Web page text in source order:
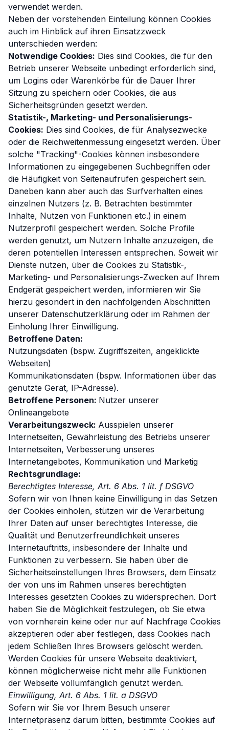
verwendet werden.
Neben der vorstehenden Einteilung können Cookies
auch im Hinblick auf ihren Einsatzzweck
unterschieden werden:
Notwendige Cookies: Dies sind Cookies, die für den
Betrieb unserer Webseite unbedingt erforderlich sind,
um Logins oder Warenkörbe für die Dauer Ihrer
Sitzung zu speichern oder Cookies, die aus
Sicherheitsgründen gesetzt werden.
Statistik-, Marketing- und Personalisierungs-
Cookies: Dies sind Cookies, die für Analysezwecke
oder die Reichweitenmessung eingesetzt werden. Über
solche "Tracking"-Cookies können insbesondere
Informationen zu eingegebenen Suchbegriffen oder
die Häufigkeit von Seitenaufrufen gespeichert sein.
Daneben kann aber auch das Surfverhalten eines
einzelnen Nutzers (z. B. Betrachten bestimmter
Inhalte, Nutzen von Funktionen etc.) in einem
Nutzerprofil gespeichert werden. Solche Profile
werden genutzt, um Nutzern Inhalte anzuzeigen, die
deren potentiellen Interessen entsprechen. Soweit wir
Dienste nutzen, über die Cookies zu Statistik-,
Marketing- und Personalisierungs-Zwecken auf Ihrem
Endgerät gespeichert werden, informieren wir Sie
hierzu gesondert in den nachfolgenden Abschnitten
unserer Datenschutzerklärung oder im Rahmen der
Einholung Ihrer Einwilligung.
Betroffene Daten:
Nutzungsdaten (bspw. Zugriffszeiten, angeklickte
Webseiten)
Kommunikationsdaten (bspw. Informationen über das
genutzte Gerät, IP-Adresse).
Betroffene Personen: Nutzer unserer
Onlineangebote
Verarbeitungszweck: Ausspielen unserer
Internetseiten, Gewährleistung des Betriebs unserer
Internetseiten, Verbesserung unseres
Internetangebotes, Kommunikation und Marketig
Rechtsgrundlage:
Berechtigtes Interesse, Art. 6 Abs. 1 lit. f DSGVO
Sofern wir von Ihnen keine Einwilligung in das Setzen
der Cookies einholen, stützen wir die Verarbeitung
Ihrer Daten auf unser berechtigtes Interesse, die
Qualität und Benutzerfreundlichkeit unseres
Internetauftritts, insbesondere der Inhalte und
Funktionen zu verbessern. Sie haben über die
Sicherheitseinstellungen Ihres Browsers, dem Einsatz
der von uns im Rahmen unseres berechtigten
Interesses gesetzten Cookies zu widersprechen. Dort
haben Sie die Möglichkeit festzulegen, ob Sie etwa
von vornherein keine oder nur auf Nachfrage Cookies
akzeptieren oder aber festlegen, dass Cookies nach
jedem Schließen Ihres Browsers gelöscht werden.
Werden Cookies für unsere Webseite deaktiviert,
können möglicherweise nicht mehr alle Funktionen
der Webseite vollumfänglich genutzt werden.
Einwilligung, Art. 6 Abs. 1 lit. a DSGVO
Sofern wir Sie vor Ihrem Besuch unserer
Internetpräsenz darum bitten, bestimmte Cookies auf